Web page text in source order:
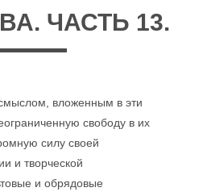
ЧАСТЬ 13.
вложенным в эти
свободу в их
силу своей
и творческой
и обрядовые